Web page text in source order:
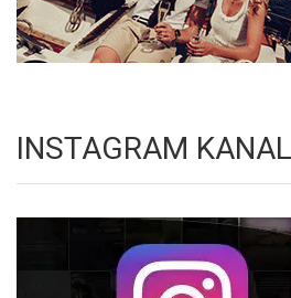
INSTAGRAM